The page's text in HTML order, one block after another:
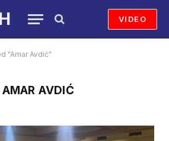
VIDEO
"Amar Avdić"
AMAR AVDIĆ